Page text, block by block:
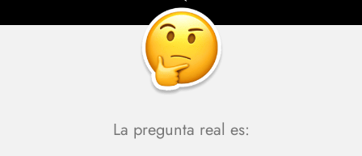
La pregunta real es: